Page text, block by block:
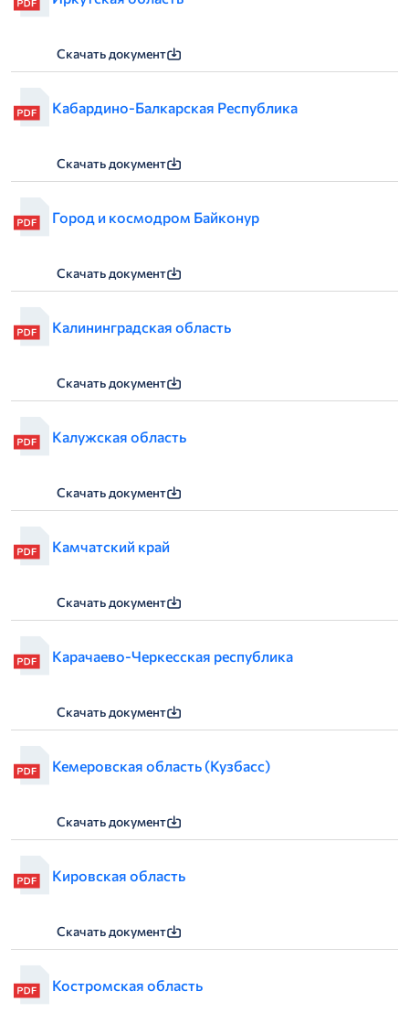
Скачать документ
Кабардино-Балкарская Республика
Скачать документ
Город и космодром Байконур
Скачать документ
Калининградская область
Скачать документ
Калужская область
Скачать документ
Камчатский край
Скачать документ
Карачаево-Черкесская республика
Скачать документ
Кемеровская область (Кузбасс)
Скачать документ
Кировская область
Скачать документ
Костромская область